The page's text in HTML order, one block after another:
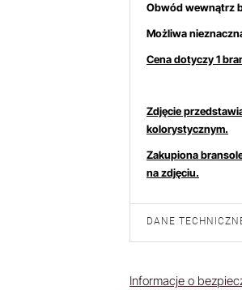
Obwód wewnątrz
Możliwa
Cena dotyczy 1
Zdjęcie
kolorystycznym.
Zakupiona
na zdjęciu.
DANE
Informacje o